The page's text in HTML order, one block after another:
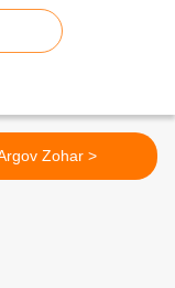
Argov Zohar >